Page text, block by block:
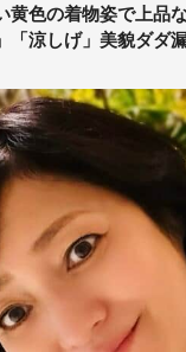
黄色の着物姿で上品
「涼しげ」美貌ダダ